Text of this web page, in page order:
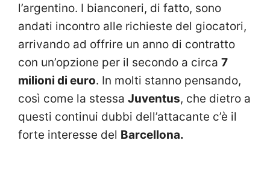
l’argentino. I bianconeri, di fatto, sono
andati incontro alle richieste del giocatori,
arrivando ad offrire un anno di contratto
con un’opzione per il secondo a circa 7
milioni di euro. In molti stanno pensando,
così come la stessa Juventus, che dietro a
questi continui dubbi dell’attacante c’è il
forte interesse del Barcellona.